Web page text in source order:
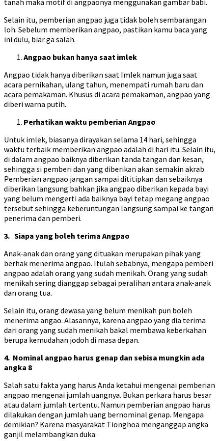
Selain itu, pemberian angpao juga tidak boleh sembarangan
loh. Sebelum memberikan angpao, pastikan kamu baca yang
ini dulu, biar ga salah.
Angpao bukan hanya saat imlek
Angpao tidak hanya diberikan saat Imlek namun juga saat
acara pernikahan, ulang tahun, menempati rumah baru dan
acara pemakaman. Khusus di acara pemakaman, angpao yang
diberi warna putih.
Perhatikan waktu pemberian Angpao
Untuk imlek, biasanya dirayakan selama 14 hari, sehingga
waktu terbaik memberikan angpao adalah di hari itu. Selain itu,
di dalam angpao baiknya diberikan tanda tangan dan kesan,
sehingga si pemberi dan yang diberikan akan semakin akrab.
Pemberian angpao jangan sampai dititipkan dan sebaiknya
diberikan langsung bahkan jika angpao diberikan kepada bayi
yang belum mengerti ada baiknya bayi tetap megang angpao
tersebut sehingga keberuntungan langsung sampai ke tangan
penerima dan pemberi.
3. Siapa yang boleh terima Angpao
Anak-anak dan orang yang dituakan merupakan pihak yang
berhak menerima angpao. Itulah sebabnya, mengapa pemberi
angpao adalah orang yang sudah menikah. Orang yang sudah
menikah sering dianggap sebagai peralihan antara anak-anak
dan orang tua.
Selain itu, orang dewasa yang belum menikah pun boleh
menerima angao. Alasannya, karena angpao yang dia terima
dari orang yang sudah menikah bakal membawa keberkahan
berupa kemudahan jodoh di masa depan.
4. Nominal angpao harus genap dan sebisa mungkin ada
angka 8
Salah satu fakta yang harus Anda ketahui mengenai pemberian
angpao mengenai jumlah uangnya. Bukan perkara harus besar
atau dalam jumlah tertentu. Namun pemberian angpao harus
dilakukan dengan jumlah uang bernominal genap. Mengapa
demikian? Karena masyarakat Tionghoa menganggap angka
ganjil melambangkan duka.